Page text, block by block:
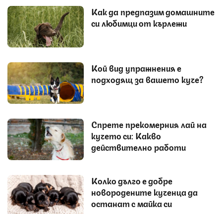
Как да предпазим домашните
си любимци от кърлежи
Кой вид упражнения е
подходящ за вашето куче?
Спрете прекомерния лай на
кучето си: Какво
действително работи
Колко дълго е добре
новородените кученца да
останат с майка си